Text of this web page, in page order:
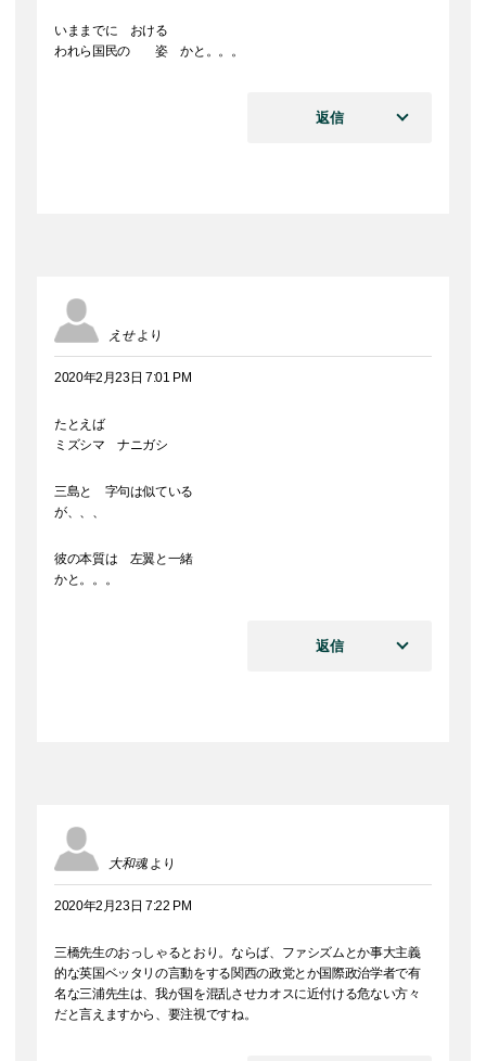
いままでに おける
われら国民の 姿 かと。。。
返信
えせ より
2020年2月23日 7:01 PM
たとえば
ミズシマ ナニガシ
三島と 字句は似ている
が、、、
彼の本質は 左翼と一緒
かと。。。
返信
大和魂 より
2020年2月23日 7:22 PM
三橋先生のおっしゃるとおり。ならば、ファシズムとか事大主義
的な英国ベッタリの言動をする関西の政党とか国際政治学者で有
名な三浦先生は、我が国を混乱させカオスに近付ける危ない方々
だと言えますから、要注視ですね。